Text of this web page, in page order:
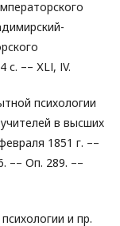
–– ХLІ, ІV.
психологии
в высших
1851 г. ––
–– Оп. 289. ––
и пр.